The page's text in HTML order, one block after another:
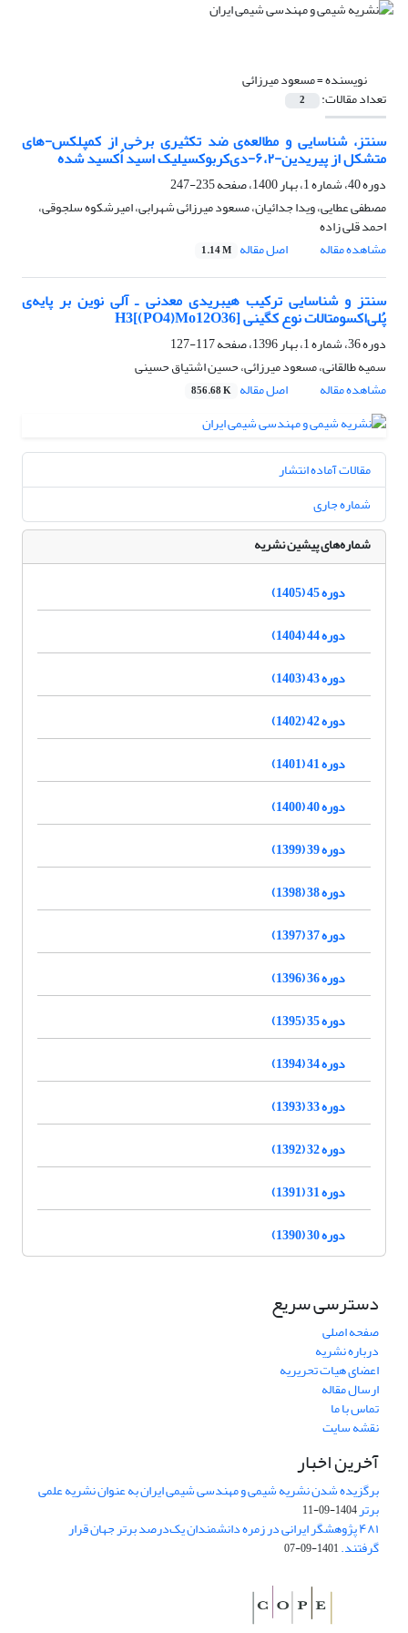
نویسنده =مسعود میرزائی
تعداد مقالات: 2
سنتز، شناسایی و مطالعه‌‌‌ی ضد ‌تکثیری برخی از کمپلکس-های
متشکل از پیریدین-۶،۲-دی‌کربوکسیلیک اسید اُکسید شده
دوره 40، شماره 1، بهار 1400، صفحه
235-247
مصطفی عطایی، ویدا جدائیان، مسعود میرزائی شهرابی، امیرشکوه سلجوقی،
احمد قلی زاده
مشاهده مقاله
اصل مقاله 1.14 M
سنتز و شناسایی ترکیب هیبریدی معدنی ـ آلی نوین بر پایه‌ی
پُلی‌اکسومتالات نوع کگینی H3[(PO4)Mo12O36]
دوره 36، شماره 1، بهار 1396، صفحه
117-127
سمیه طالقانی، مسعود میرزائی، حسین اشتیاق حسینی
مشاهده مقاله
اصل مقاله 856.68 K
مقالات آماده انتشار
شماره جاری
شماره‌های پیشین نشریه
دوره 45 (1405)
دوره 44 (1404)
دوره 43 (1403)
دوره 42 (1402)
دوره 41 (1401)
دوره 40 (1400)
دوره 39 (1399)
دوره 38 (1398)
دوره 37 (1397)
دوره 36 (1396)
دوره 35 (1395)
دوره 34 (1394)
دوره 33 (1393)
دوره 32 (1392)
دوره 31 (1391)
دوره 30 (1390)
دسترسی سریع
صفحه اصلی
درباره نشریه
اعضای هیات تحریریه
ارسال مقاله
تماس با ما
نقشه سایت
آخرین اخبار
برگزیده شدن نشریه شیمی و مهندسی شیمی ایران به عنوان نشریه علمی
برتر1404-09-11
۴۸۱ پژوهشگر ایرانی در زمره دانشمندان یک‌درصد برتر جهان قرار
گرفتند.1401-09-07